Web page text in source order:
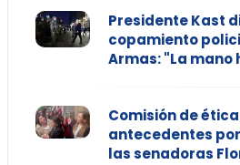
Presidente Kast
copamiento
Armas: "La
Comisión de
antecedentes
las senadoras